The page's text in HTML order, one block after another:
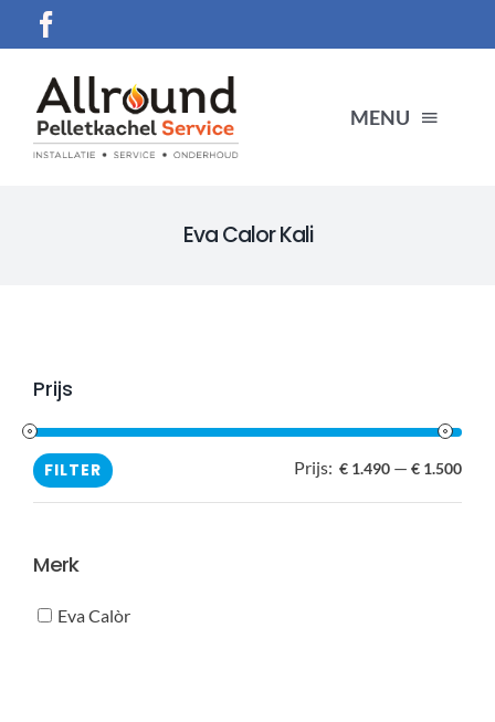
naar
inhoud
MENU
CONTACT
Eva Calor Kali
Prijs
Min.
prijs
prijs
FILTER Prijs: € 1.490 — € 1.500
Merk
Eva Calòr